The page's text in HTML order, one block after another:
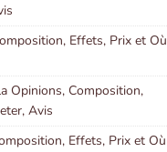
Effets, Prix et Où
Opinions, Composition,
Avis
Effets, Prix et Où